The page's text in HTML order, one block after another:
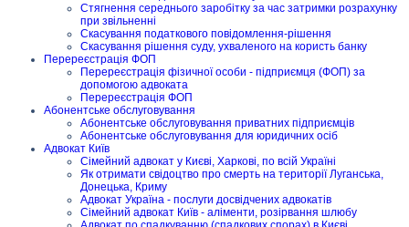
Стягнення середнього заробітку за час затримки розрахунку
при звільненні
Скасування податкового повідомлення-рішення
Скасування рішення суду, ухваленого на користь банку
Перереєстрація ФОП
Перереєстрація фізичної особи - підприємця (ФОП) за
допомогою адвоката
Перереєстрація ФОП
Абонентське обслуговування
Абонентське обслуговування приватних підприємців
Абонентське обслуговування для юридичних осіб
Адвокат Київ
Сімейний адвокат у Києві, Харкові, по всій Україні
Як отримати свідоцтво про смерть на території Луганська,
Донецька, Криму
Адвокат Україна - послуги досвідчених адвокатів
Сімейний адвокат Київ - аліменти, розірвання шлюбу